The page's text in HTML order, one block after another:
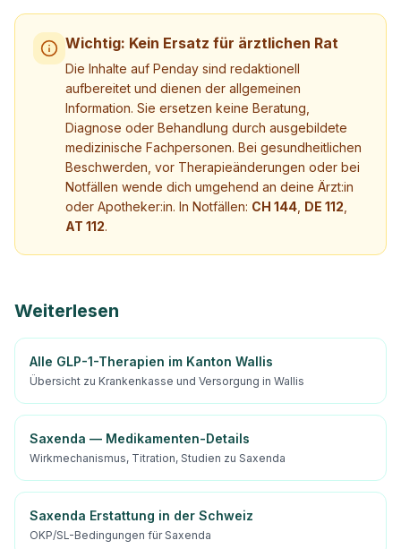
Wichtig: Kein Ersatz für ärztlichen Rat
Die Inhalte auf Penday sind redaktionell
aufbereitet und dienen der allgemeinen
Information. Sie ersetzen keine Beratung,
Diagnose oder Behandlung durch ausgebildete
medizinische Fachpersonen. Bei gesundheitlichen
Beschwerden, vor Therapieänderungen oder bei
Notfällen wende dich umgehend an deine Ärzt:in
oder Apotheker:in. In Notfällen: CH 144 DE 112
AT 112.
Weiterlesen
Alle GLP-1-Therapien im Kanton Wallis
Übersicht zu Krankenkasse und Versorgung in Wallis
Saxenda — Medikamenten-Details
Wirkmechanismus, Titration, Studien zu Saxenda
Saxenda Erstattung in der Schweiz
OKP/SL-Bedingungen für Saxenda